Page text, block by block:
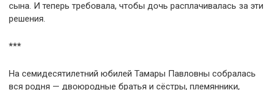
сына. И теперь требовала, чтобы дочь расплачивалась за эти
решения.
***
На семидесятилетний юбилей Тамары Павловны собралась
вся родня — двоюродные братья и сёстры, племянники,